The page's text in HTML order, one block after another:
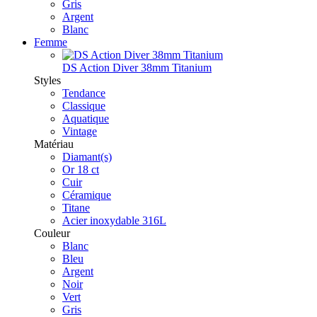
Gris
Argent
Blanc
Femme
DS Action Diver 38mm Titanium
Styles
Tendance
Classique
Aquatique
Vintage
Matériau
Diamant(s)
Or 18 ct
Cuir
Céramique
Titane
Acier inoxydable 316L
Couleur
Blanc
Bleu
Argent
Noir
Vert
Gris